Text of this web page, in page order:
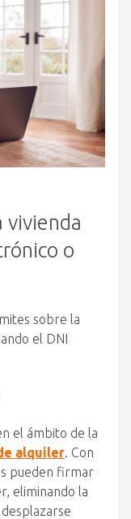
vivienda
o
sobre la
el DNI
el ámbito de la
alquiler. Con
pueden firmar
eliminando la